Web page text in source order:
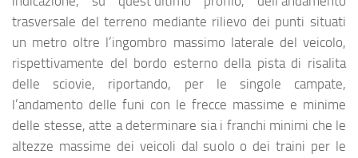
trasversale del terreno mediante rilievo dei punti situati
un metro oltre l’ingombro massimo laterale del veicolo,
rispettivamente del bordo esterno della pista di risalita
delle sciovie, riportando, per le singole campate,
l’andamento delle funi con le frecce massime e minime
delle stesse, atte a determinare sia i franchi minimi che le
altezze massime dei veicoli dal suolo o dei traini per le